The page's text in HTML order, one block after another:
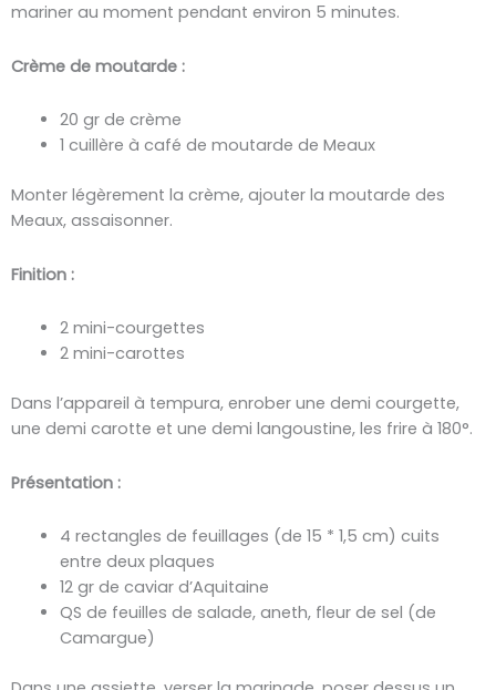
mariner au moment pendant environ 5 minutes.
Crème de moutarde :
20 gr de crème
1 cuillère à café de moutarde de Meaux
Monter légèrement la crème, ajouter la moutarde des
Meaux, assaisonner.
Finition :
2 mini-courgettes
2 mini-carottes
Dans l’appareil à tempura, enrober une demi courgette,
une demi carotte et une demi langoustine, les frire à 180°.
Présentation :
4 rectangles de feuillages (de 15 * 1,5 cm) cuits
entre deux plaques
12 gr de caviar d’Aquitaine
QS de feuilles de salade, aneth, fleur de sel (de
Camargue)